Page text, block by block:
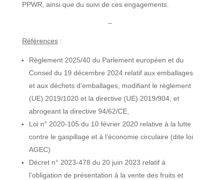
PPWR, ainsi que du suivi de ces engagements.
–
Références:
Règlement 2025/40 du Parlement européen et du
Conseil du 19 décembre 2024 relatif aux emballages
et aux déchets d’emballages, modifiant le règlement
(UE) 2019/1020 et la directive (UE) 2019/904, et
abrogeant la directive 94/62/CE,
Loin° 2020-105 du 10 février 2020 relative à la lutte
contre le gaspillage et à l’économie circulaire (dite loi
AGEC)
Décret n° 2023-478 du 20 juin 2023 relatif à
l’obligation de présentation à la vente des fruits et